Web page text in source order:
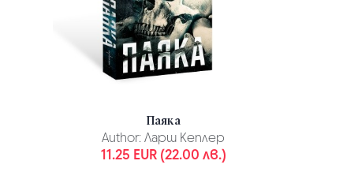
Паяка
Author: Ларш Кеплер
11.25 EUR (22.00 лв.)